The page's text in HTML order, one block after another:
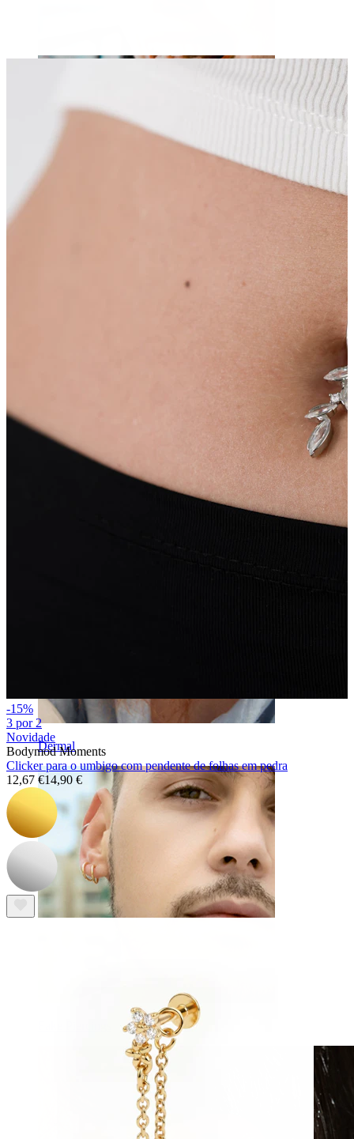
Língua
Sobrancelha
Dermal
-15%
3 por 2
Novidade
Bodymod Moments
Clicker para o umbigo com pendente de folhas em pedra
12,67 €14,90 €